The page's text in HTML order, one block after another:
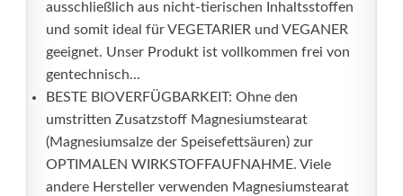
ausschließlich aus nicht-tierischen Inhaltsstoffen
und somit ideal für VEGETARIER und VEGANER
geeignet. Unser Produkt ist vollkommen frei von
gentechnisch...
BESTE BIOVERFÜGBARKEIT: Ohne den
umstritten Zusatzstoff Magnesiumstearat
(Magnesiumsalze der Speisefettsäuren) zur
OPTIMALEN WIRKSTOFFAUFNAHME. Viele
andere Hersteller verwenden Magnesiumstearat